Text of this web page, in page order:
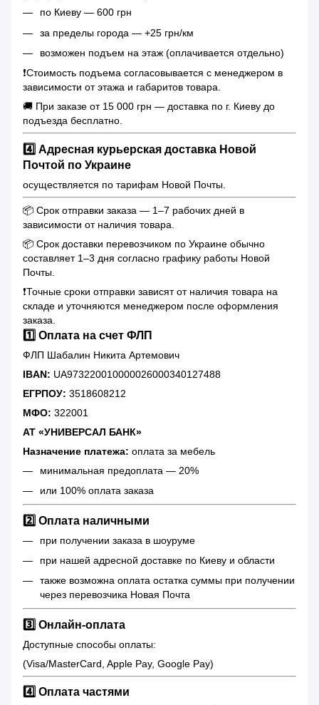
по Киеву — 600 грн
за пределы города — +25 грн/км
возможен подъем на этаж (оплачивается отдельно)
❗️Стоимость подъема согласовывается с менеджером в
зависимости от этажа и габаритов товара.
🚚 При заказе от 15 000 грн — доставка по г. Киеву до
подъезда бесплатно.
4️⃣ Адресная курьерская доставка Новой
Почтой по Украине
осуществляется по тарифам Новой Почты.
📦 Срок отправки заказа — 1–7 рабочих дней в
зависимости от наличия товара.
📦 Срок доставки перевозчиком по Украине обычно
составляет 1–3 дня согласно графику работы Новой
Почты.
❗️Точные сроки отправки зависят от наличия товара на
складе и уточняются менеджером после оформления
заказа.
1️⃣ Оплата на счет ФЛП
ФЛП Шабалин Никита Артемович
IBAN: UA973220010000026000340127488
ЕГРПОУ: 3518608212
МФО: 322001
АТ «УНИВЕРСАЛ БАНК»
Назначение платежа: оплата за мебель
минимальная предоплата — 20%
или 100% оплата заказа
2️⃣ Оплата наличными
при получении заказа в шоуруме
при нашей адресной доставке по Киеву и области
также возможна оплата остатка суммы при получении
через перевозчика Новая Почта
3️⃣ Онлайн-оплата
Доступные способы оплаты:
(Visa/MasterCard, Apple Pay, Google Pay)
4️⃣ Оплата частями